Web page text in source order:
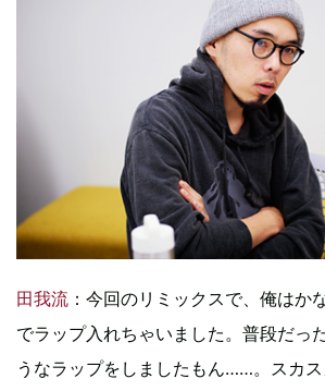
田我流 ：今回のリミックスで、俺はか
でラップ入れちゃいました。普段だっ
うなラップをしましたもん……。スカ